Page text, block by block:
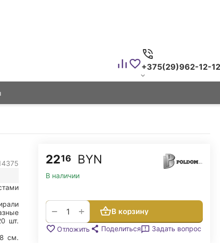
+375(29)962-12-12
шт.
см.
2216 BYN
В наличии
+
− В корзину
Отложить Поделиться Задать вопрос